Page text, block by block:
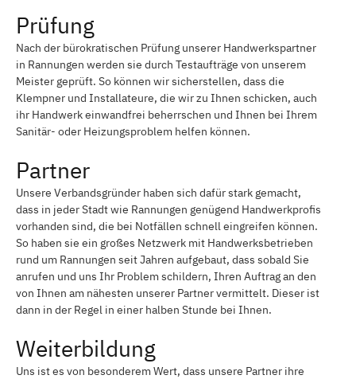
Prüfung
Nach der bürokratischen Prüfung unserer Handwerkspartner
in Rannungen werden sie durch Testaufträge von unserem
Meister geprüft. So können wir sicherstellen, dass die
Klempner und Installateure, die wir zu Ihnen schicken, auch
ihr Handwerk einwandfrei beherrschen und Ihnen bei Ihrem
Sanitär- oder Heizungsproblem helfen können.
Partner
Unsere Verbandsgründer haben sich dafür stark gemacht,
dass in jeder Stadt wie Rannungen genügend Handwerkprofis
vorhanden sind, die bei Notfällen schnell eingreifen können.
So haben sie ein großes Netzwerk mit Handwerksbetrieben
rund um Rannungen seit Jahren aufgebaut, dass sobald Sie
anrufen und uns Ihr Problem schildern, Ihren Auftrag an den
von Ihnen am nähesten unserer Partner vermittelt. Dieser ist
dann in der Regel in einer halben Stunde bei Ihnen.
Weiterbildung
Uns ist es von besonderem Wert, dass unsere Partner ihre